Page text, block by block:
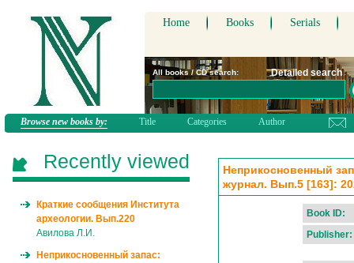
Home Books Serials
All books / CD search: Detailed search
Browse new books by: Title Categories Author
Неприкосновенный
журнал. Вып.5 [163]:
Book ID:
Publisher:
Recently viewed
Краткие сообщения Института
археологии. Вып.220
Авилова Л.И.
Неприкосновенный запас: